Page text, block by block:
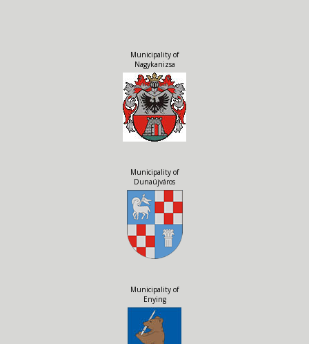
Municipality of
Nagykanizsa
Municipality of
Dunaújváros
Municipality of
Enying